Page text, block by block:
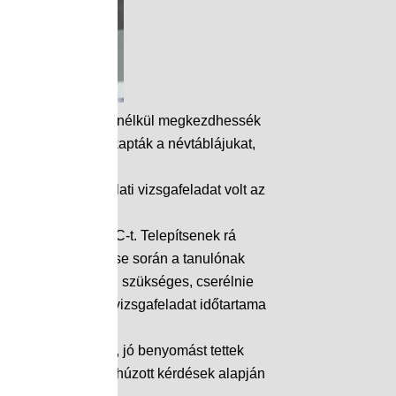
8 órára akadály nélkül megkezdhessék
megkapták a névtáblájukat,
A gyakorlati vizsgafeladat volt az
fel egy PC-t. Telepítsenek rá
mely tesztelése során a tanulónak
amennyiben szükséges, cserélnie
műveletet. A vizsgafeladat időtartama
szerepeltek, jó benyomást tettek
tételsorból húzott kérdések alapján